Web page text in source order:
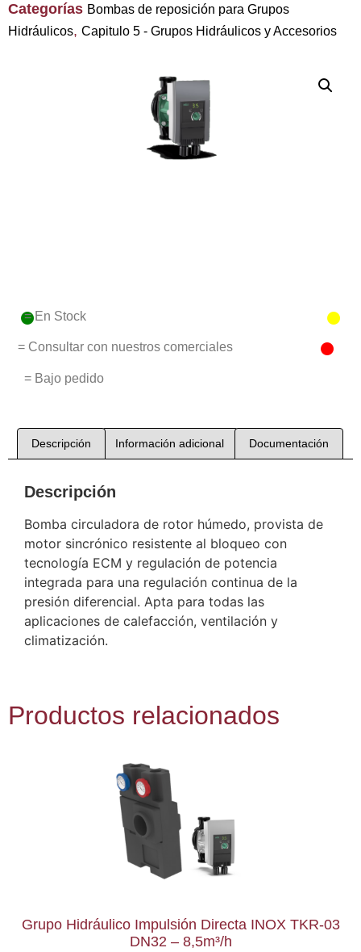
Categorías Bombas de reposición para Grupos
Hidráulicos, Capitulo 5 - Grupos Hidráulicos y Accesorios
= En Stock
= Consultar con nuestros comerciales
= Bajo pedido
Descripción Información adicional Documentación
Descripción
Bomba circuladora de rotor húmedo, provista de
motor sincrónico resistente al bloqueo con
tecnología ECM y regulación de potencia
integrada para una regulación continua de la
presión diferencial. Apta para todas las
aplicaciones de calefacción, ventilación y
climatización.
Productos relacionados
Grupo Hidráulico Impulsión Directa INOX TKR-03
DN32 – 8,5m³/h